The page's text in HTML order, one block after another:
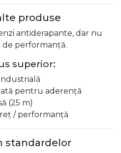
produse
antiderapante, dar nu
de performanță.
superior:
pentru aderență
(25 m)
/ performanță
standardelor